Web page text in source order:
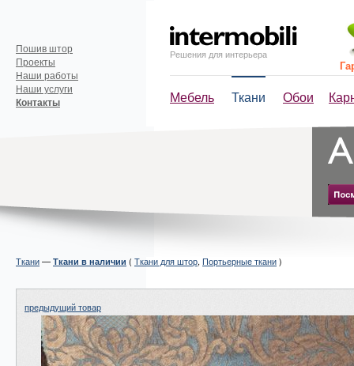
Решения для интерьера
Мебель Ткани Обои
Пошив штор
Проекты
Наши работы
Наши услуги
Контакты
Ткани— Ткани в наличии ( Ткани для штор, Портьерные ткани)
предыдущий товар